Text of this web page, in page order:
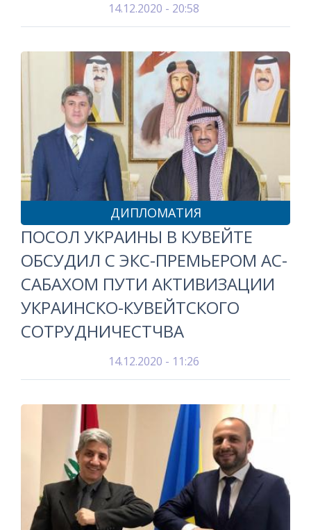
14.12.2020 - 20:58
ДИПЛОМАТИЯ
ПОСОЛ УКРАИНЫ В КУВЕЙТЕ
ОБСУДИЛ С ЭКС-ПРЕМЬЕРОМ АС-
САБАХОМ ПУТИ АКТИВИЗАЦИИ
УКРАИНСКО-КУВЕЙТСКОГО
СОТРУДНИЧЕСТЧВА
14.12.2020 - 11:26